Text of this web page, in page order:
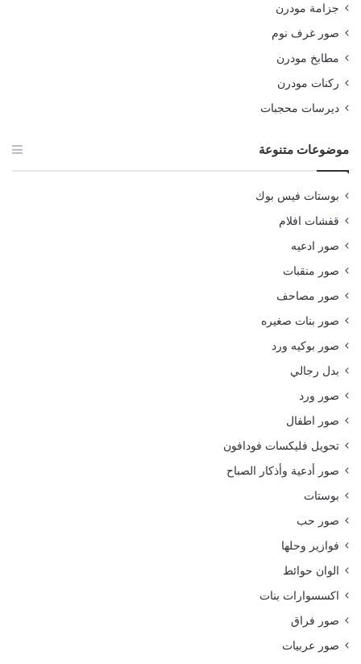
جزامة مودرن
صور غرف نوم
مطابخ مودرن
ركنات مودرن
ديرسات محجبات
موضوعات متنوعة
بوستات فيس بوك
قفشات افلام
صور ادعيه
صور منقبات
صور مصاحف
صور بنات صغيره
صور بوكيه ورد
بدل رجالي
صور ورد
صور اطفال
تحويل فليكسات فودافون
صور أدعية وأذكار الصباح
بوستات
صور حب
فوازير وحلها
الوان حوائط
اكسسوارات بنات
صور فراق
صور عربيات